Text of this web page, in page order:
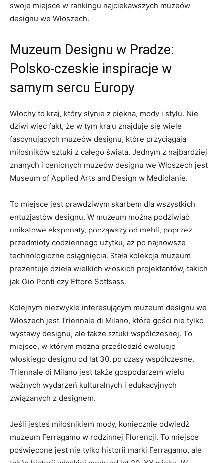
swoje ⁤miejsce w rankingu najciekawszych⁤ muzeów
designu we ⁣Włoszech.
Muzeum Designu w Pradze:
‍Polsko-czeskie inspiracje w
samym sercu Europy
Włochy to kraj, który słynie z​ piękna, mody‌ i stylu. Nie
dziwi więc ‌fakt, że ⁢w⁢ tym kraju znajduje się wiele
fascynujących ⁤muzeów designu, które ⁢przyciągają
miłośników sztuki z całego świata. Jednym ⁣z ​najbardziej
znanych i cenionych muzeów designu we ‌Włoszech⁤ jest ​
Museum of Applied‍ Arts⁢ and Design ⁣w Mediolanie.
To miejsce ‍jest prawdziwym skarbem ⁢dla wszystkich
entuzjastów designu. W ⁤muzeum ‍można podziwiać
unikatowe eksponaty, począwszy od mebli, poprzez
przedmioty codziennego⁤ użytku,⁤ aż po ​najnowsze
technologiczne⁣ osiągnięcia. Stała kolekcja⁢ muzeum
prezentuje‌ dzieła wielkich włoskich ⁤projektantów, takich‍
jak Gio Ponti ⁢czy ⁣Ettore Sottsass.
Kolejnym ‍niezwykle interesującym ⁣muzeum⁢ designu we‌
Włoszech jest ‍Triennale di Milano, które gości nie tylko
wystawy‌ designu, ale⁣ także sztuki ⁢współczesnej. To
⁤miejsce, w którym⁢ można prześledzić ewolucję
włoskiego‍ designu od⁣ lat⁤ 30. po czasy współczesne.
Triennale di Milano jest także gospodarzem wielu⁤
ważnych wydarzeń kulturalnych i edukacyjnych
związanych z⁢ designem.
Jeśli jesteś miłośnikiem mody, koniecznie odwiedź
muzeum Ferragamo⁤ w rodzinnej ​Florencji. ⁢To miejsce
‌poświęcone jest nie tylko historii marki Ferragamo,⁤ ale